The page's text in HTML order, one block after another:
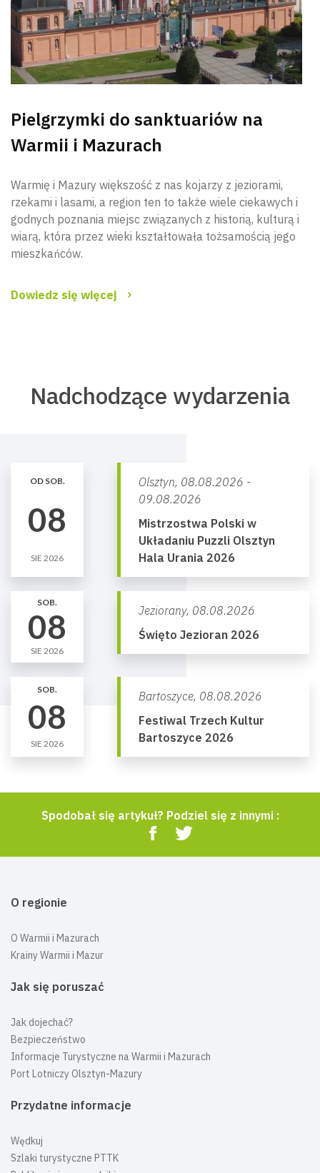
Pielgrzymki do sanktuariów na
Warmii i Mazurach
Warmię i Mazury większość z nas kojarzy z jeziorami,
rzekami i lasami, a region ten to także wiele ciekawych i
godnych poznania miejsc związanych z historią, kulturą i
wiarą, która przez wieki kształtowała tożsamością jego
mieszkańców.
Dowiedz się więcej
Nadchodzące wydarzenia
OD SOB.
08
SIE 2026
Olsztyn, 08.08.2026 -
09.08.2026
Mistrzostwa Polski w
Układaniu Puzzli Olsztyn
Hala Urania 2026
SOB.
08
SIE 2026
Jeziorany, 08.08.2026
Święto Jezioran 2026
SOB.
08
SIE 2026
Bartoszyce, 08.08.2026
Festiwal Trzech Kultur
Bartoszyce 2026
Spodobał się artykuł? Podziel się z innymi :
O regionie
O Warmii i Mazurach
Krainy Warmii i Mazur
Jak się poruszać
Jak dojechać?
Bezpieczeństwo
Informacje Turystyczne na Warmii i Mazurach
Port Lotniczy Olsztyn-Mazury
Przydatne informacje
Wędkuj
Szlaki turystyczne PTTK